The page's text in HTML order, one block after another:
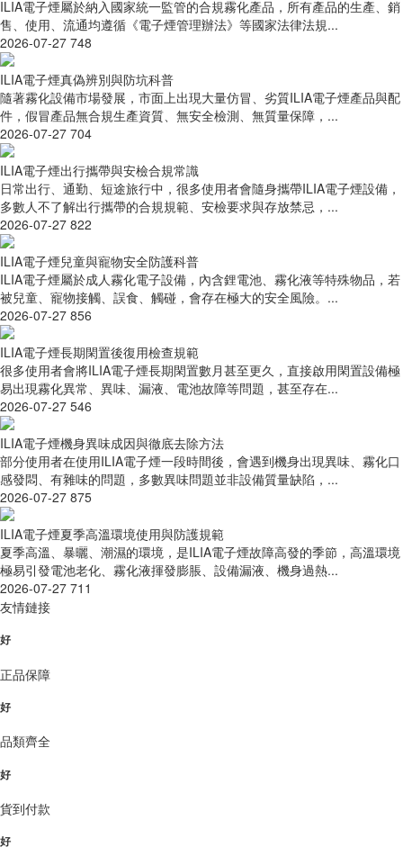
ILIA電子煙屬於納入國家統一監管的合規霧化產品，所有產品的生產、銷
售、使用、流通均遵循《電子煙管理辦法》等國家法律法規...
2026-07-27 748
ILIA電子煙真偽辨別與防坑科普
隨著霧化設備市場發展，市面上出現大量仿冒、劣質ILIA電子煙產品與配
件，假冒產品無合規生產資質、無安全檢測、無質量保障，...
2026-07-27 704
ILIA電子煙出行攜帶與安檢合規常識
日常出行、通勤、短途旅行中，很多使用者會隨身攜帶ILIA電子煙設備，
多數人不了解出行攜帶的合規規範、安檢要求與存放禁忌，...
2026-07-27 822
ILIA電子煙兒童與寵物安全防護科普
ILIA電子煙屬於成人霧化電子設備，內含鋰電池、霧化液等特殊物品，若
被兒童、寵物接觸、誤食、觸碰，會存在極大的安全風險。...
2026-07-27 856
ILIA電子煙長期閑置後復用檢查規範
很多使用者會將ILIA電子煙長期閑置數月甚至更久，直接啟用閑置設備極
易出現霧化異常、異味、漏液、電池故障等問題，甚至存在...
2026-07-27 546
ILIA電子煙機身異味成因與徹底去除方法
部分使用者在使用ILIA電子煙一段時間後，會遇到機身出現異味、霧化口
感發悶、有雜味的問題，多數異味問題並非設備質量缺陷，...
2026-07-27 875
ILIA電子煙夏季高溫環境使用與防護規範
夏季高溫、暴曬、潮濕的環境，是ILIA電子煙故障高發的季節，高溫環境
極易引發電池老化、霧化液揮發膨脹、設備漏液、機身過熱...
2026-07-27 711
友情鏈接
好
正品保障
好
品類齊全
好
貨到付款
好